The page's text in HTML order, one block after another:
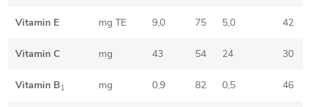
Vitamin E mg TE 9,0 75 5,0 42
Vitamin C mg 43 54 24 30
Vitamin B1 mg 0,9 82 0,5 46